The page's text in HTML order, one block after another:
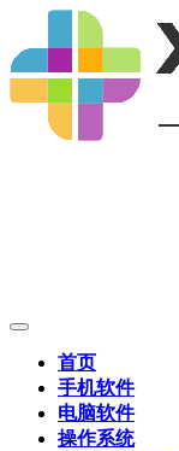
首页
手机软件
电脑软件
操作系统